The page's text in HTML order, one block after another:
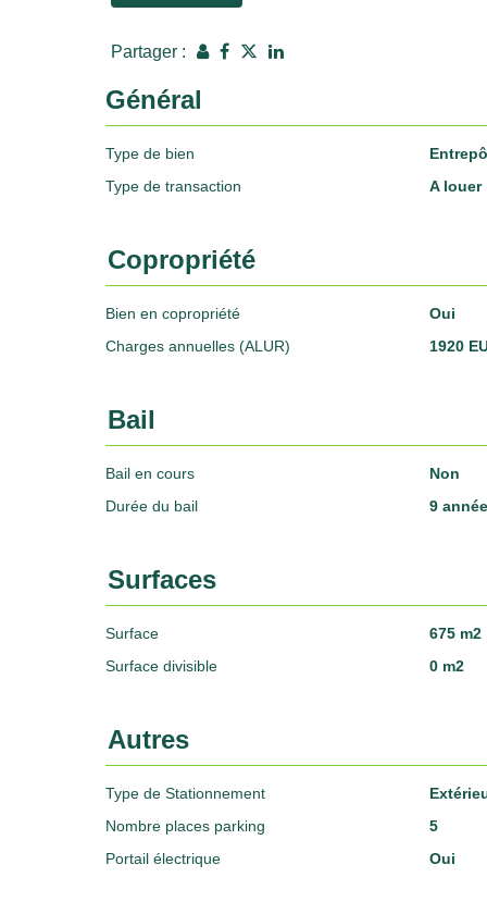
Partager :
Général
Type de bien
Type de transaction
A louer
Copropriété
Bien en copropriété
Oui
Charges annuelles (ALUR)
1920
Bail
Bail en cours
Non
Durée du bail
9
Surfaces
Surface
675 m2
Surface divisible
0 m2
Autres
Type de Stationnement
Nombre places parking
5
Portail électrique
Oui